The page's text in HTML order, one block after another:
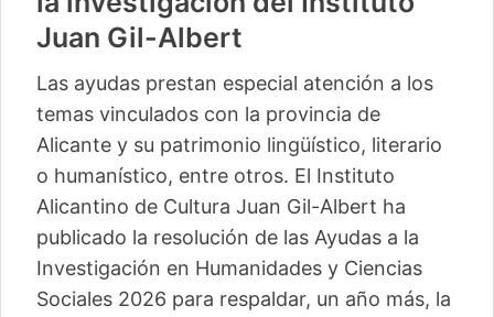
Juan Gil-Albert
Las ayudas prestan especial atención a los
temas vinculados con la provincia de
Alicante y su patrimonio lingüístico, literario
o humanístico, entre otros. El Instituto
Alicantino de Cultura Juan Gil-Albert ha
publicado la resolución de las Ayudas a la
Investigación en Humanidades y Ciencias
Sociales 2026 para respaldar, un año más, la